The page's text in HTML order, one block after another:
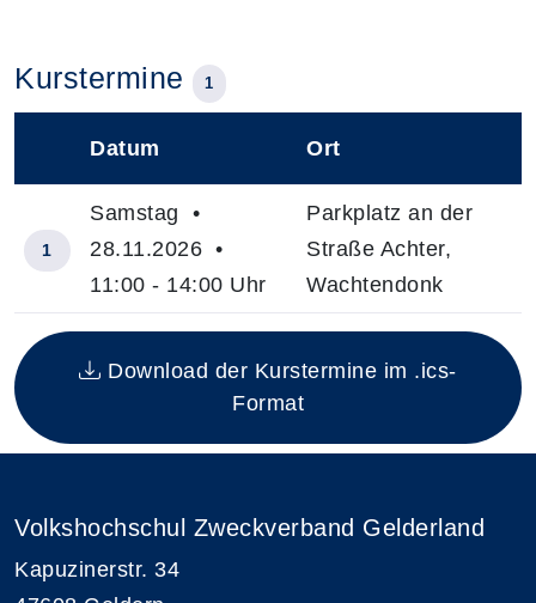
Kurstermine 1
Insgesamt gibt es 1 Termine zum diesen Kurs
Datum Ort
1
Samstag •
28.11.2026 •
11:00 - 14:00 Uhr
Parkplatz an der
Straße Achter,
Wachtendonk
Download der Kurstermine im .ics-
Format
Volkshochschul Zweckverband Gelderland
Kapuzinerstr. 34